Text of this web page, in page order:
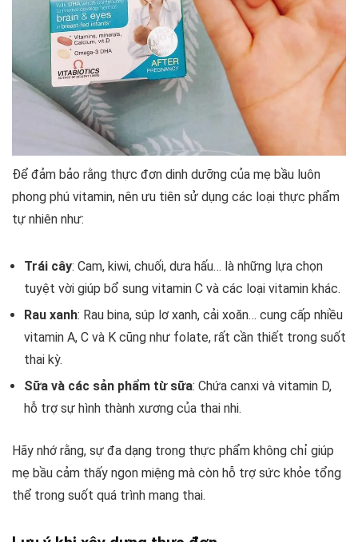
Để đảm bảo rằng thực đơn dinh dưỡng của mẹ bầu luôn
phong phú vitamin, nên ưu tiên sử dụng các loại thực phẩm
tự nhiên như:
Trái cây: Cam, kiwi, chuối, dưa hấu… là những lựa chọn
tuyệt vời giúp bổ sung vitamin C và các loại vitamin khác.
Rau xanh: Rau bina, súp lơ xanh, cải xoăn… cung cấp nhiều
vitamin A, C và K cũng như folate, rất cần thiết trong suốt
thai kỳ.
Sữa và các sản phẩm từ sữa: Chứa canxi và vitamin D,
hỗ trợ sự hình thành xương của thai nhi.
Hãy nhớ rằng, sự đa dạng trong thực phẩm không chỉ giúp
mẹ bầu cảm thấy ngon miệng mà còn hỗ trợ sức khỏe tổng
thể trong suốt quá trình mang thai.